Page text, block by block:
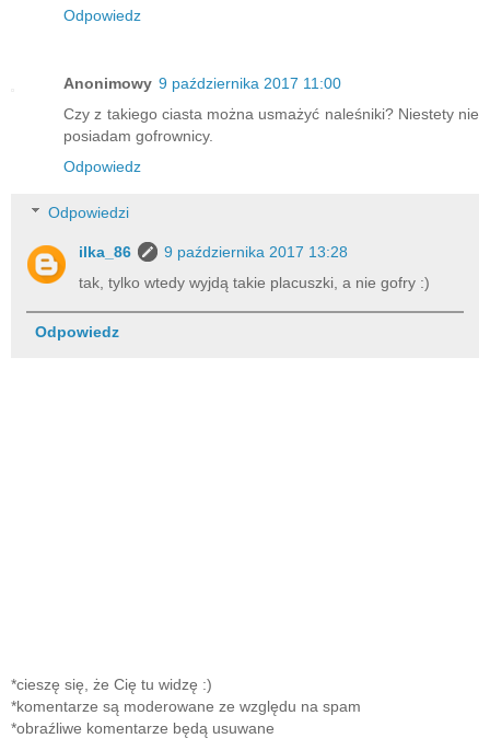
Odpowiedz
Anonimowy 9 października 2017 11:00
Czy z takiego ciasta można usmażyć naleśniki? Niestety nie
posiadam gofrownicy.
Odpowiedz
Odpowiedzi
ilka_86
9 października 2017 13:28
tak, tylko wtedy wyjdą takie placuszki, a nie gofry :)
Odpowiedz
*cieszę się, że Cię tu widzę :)
*komentarze są moderowane ze względu na spam
*obraźliwe komentarze będą usuwane